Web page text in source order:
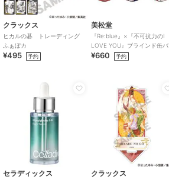
クラックス
ヒカルの碁 トレーディング
ふぁぼカ
¥495 予約
美松堂
『Re:blue』×『不可抗力のI
LOVE YOU』ブラインド缶バ
ッジ（全6種）
¥660 予約
セラディックス クラックス